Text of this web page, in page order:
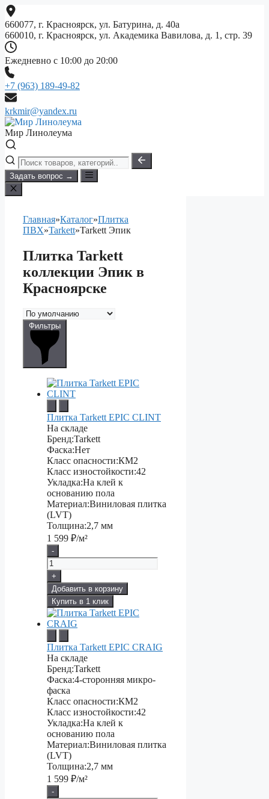
Перейти
к
содержимому
660077, г. Красноярск, ул. Батурина, д. 40а
660010, г. Красноярск, ул. Академика Вавилова, д. 1, стр. 39
Ежедневно с 10:00 до 20:00
+7 (963) 189-49-82
krkmir@yandex.ru
Мир Линолеума
Задать вопрос →
Главная»Каталог»Плитка
ПВХ»Tarkett»Tarkett Эпик
Плитка Tarkett
коллекции Эпик в
Красноярске
Фильтры
Плитка Tarkett EPIC CLINT
На складе
Бренд:Tarkett
Фаска:Нет
Класс опасности:КМ2
Класс изностойкости:42
Укладка:На клей к
основанию пола
Материал:Виниловая плитка
(LVT)
Толщина:2,7 мм
1 599 ₽/м²
-
+
Добавить в корзину
Купить в 1 клик
Плитка Tarkett EPIC CRAIG
На складе
Бренд:Tarkett
Фаска:4-сторонняя микро-
фаска
Класс опасности:КМ2
Класс изностойкости:42
Укладка:На клей к
основанию пола
Материал:Виниловая плитка
(LVT)
Толщина:2,7 мм
1 599 ₽/м²
-